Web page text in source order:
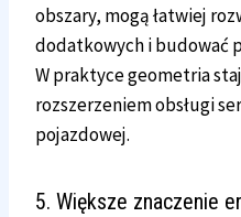
obszary, mogą łatwiej
dodatkowych i budować
W praktyce geometria
rozszerzeniem obsługi
pojazdowej.
5. Większe znaczenie